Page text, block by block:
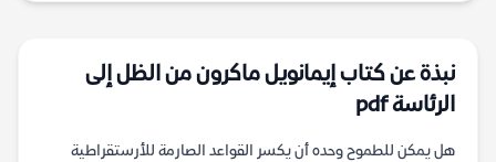
نبذة عن كتاب إيمانويل ماكرون من الظل إلى
الرئاسة pdf
هل يمكن للطموح وحده أن يكسر القواعد الصارمة للأرستقراطية